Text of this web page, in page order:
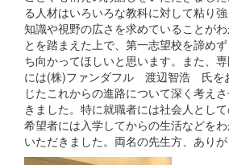
る人材はいろいろな教科に対して粘り
知識や視野の広さを求めていることが
とを踏まえた上で、第一志望校を諦め
ち向かってほしいと思います。また、
には(株)ファンダフル 渡辺智浩 氏を
じたこれからの進路について深く考え
きました。特に就職者には社会人とし
希望者には入学してからの生活などを
いただきました。両名の先生方、ありが